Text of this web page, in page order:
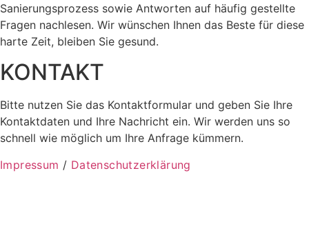
Sanierungsprozess sowie Antworten auf häufig gestellte
Fragen nachlesen. Wir wünschen Ihnen das Beste für diese
harte Zeit, bleiben Sie gesund.
KONTAKT
Bitte nutzen Sie das Kontaktformular und geben Sie Ihre
Kontaktdaten und Ihre Nachricht ein. Wir werden uns so
schnell wie möglich um Ihre Anfrage kümmern.
Impressum / Datenschutzerklärung